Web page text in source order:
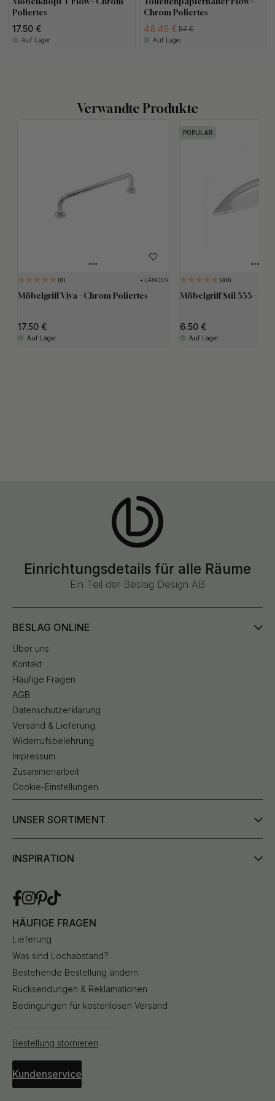
Poliertes
17.50 €
Auf Lager
Chrom Poliertes
48.45 € 57 €
Auf Lager
Verwandte Produkte
8 + LÄNGEN
Möbelgriff Viva - Chrom Poliertes
17.50
Auf Lager
POPULAR
48
Möbelgriff Stil 555 -
6.50
Auf Lager
Einrichtungsdetails für alle Räume
Ein Teil der Beslag Design AB
BESLAG ONLINE
Über uns
Kontakt
Häufige Fragen
AGB
Datenschutzerklärung
Versand & Lieferung
Widerrufsbelehrung
Impressum
Zusammenarbeit
Cookie-Einstellungen
UNSER SORTIMENT
INSPIRATION
HÄUFIGE FRAGEN
Lieferung
Was sind Lochabstand?
Bestehende Bestellung ändern
Rücksendungen & Reklamationen
Bedingungen für kostenlosen Versand
Bestellung stornieren
Kundenservice